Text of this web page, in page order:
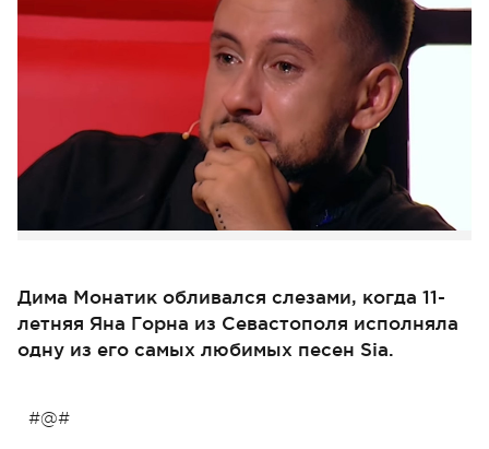
Дима Монатик обливался слезами, когда 11-
летняя Яна Горна из Севастополя исполняла
одну из его самых любимых песен Sia.
#@#